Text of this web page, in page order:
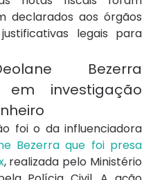
declarados aos órgãos
legais para
Bezerra
investigação
foi o da influenciadora
Bezerra que foi presa
, realizada pelo Ministério